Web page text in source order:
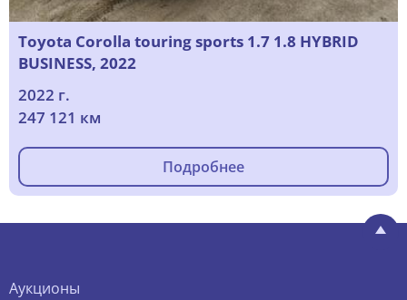
Toyota Corolla touring sports 1.7 1.8 HYBRID
BUSINESS, 2022
2022 г.
247 121 км
Подробнее
Аукционы